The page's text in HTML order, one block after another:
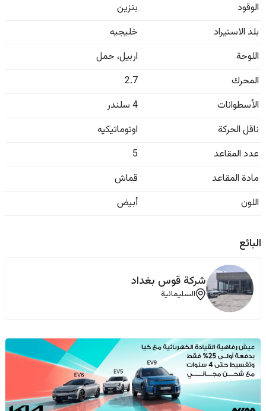
الوقود
بنزين
بلد الاستيراد
خليجيه
اللوحة
اربيل، حمل
المحرك
2.7
الأسطوانات
4 سلندر
ناقل الحركة
اوتوماتيكيه
عدد المقاعد
5
مادة المقاعد
قماش
اللون
أبيض
البائع
شركة قوس بغداد
السليمانية